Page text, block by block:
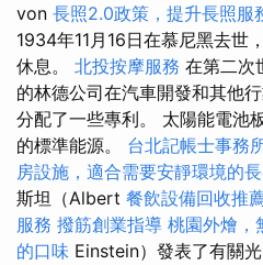
von 長照2.0政策，提升長照服
1934年11月16日在慕尼黑去世
休息。 北投按摩服務 在第二次
的林德公司在汽車開發和其他
分配了一些專利。 太陽能電池
的標準能源。 台北記帳士事務
房設施，適合需要安靜環境的
斯坦（Albert 餐飲設備回收推
服務 撥筋創業指導 桃園外燴，
的口味 Einstein）發表了有關